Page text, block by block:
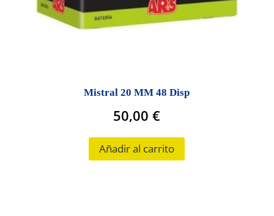
Mistral 20 MM 48 Disp
50,00€
Añadir al carrito